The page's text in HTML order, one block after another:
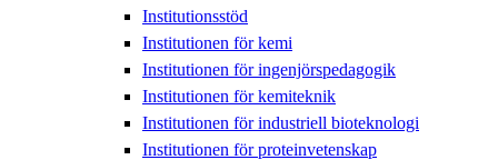
Institutionsstöd
Institutionen för kemi
Institutionen för ingenjörspedagogik
Institutionen för kemiteknik
Institutionen för industriell bioteknologi
Institutionen för proteinvetenskap